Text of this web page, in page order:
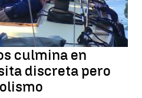
culmina en
discreta pero